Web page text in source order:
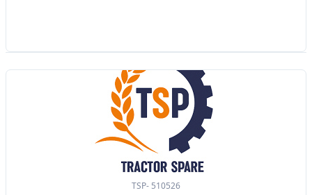
TSP- 510526